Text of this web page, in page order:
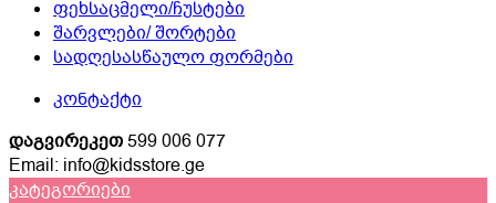
ფეხსაცმელი/ჩუსტები
შარვლები/ შორტები
სადღესასწაულო ფორმები
კონტაქტი
დაგვირეკეთ599 006 077
Email: info@kidsstore.ge
კატეგორიები